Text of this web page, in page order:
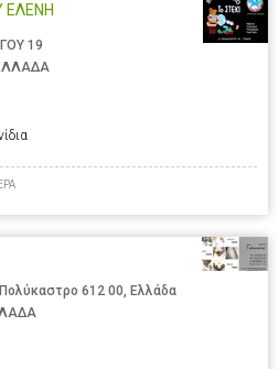
ΕΛΕΝΗ
19
612 00, Ελλάδα